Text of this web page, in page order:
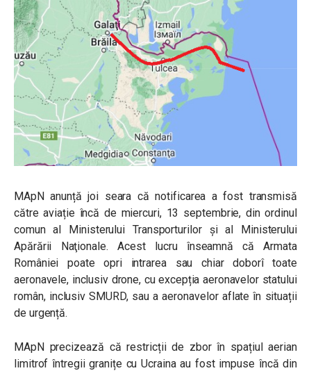
MApN anunță joi seara că notificarea a fost transmisă
către aviație încă de miercuri, 13 septembrie, din ordinul
comun al Ministerului Transporturilor și al Ministerului
Apărării Naţionale. Acest lucru înseamnă că Armata
României poate opri intrarea sau chiar doborî toate
aeronavele, inclusiv drone, cu excepția aeronavelor statului
român, inclusiv SMURD, sau a aeronavelor aflate în situații
de urgență.
MApN precizează că restricții de zbor în spațiul aerian
limitrof întregii granițe cu Ucraina au fost impuse încă din